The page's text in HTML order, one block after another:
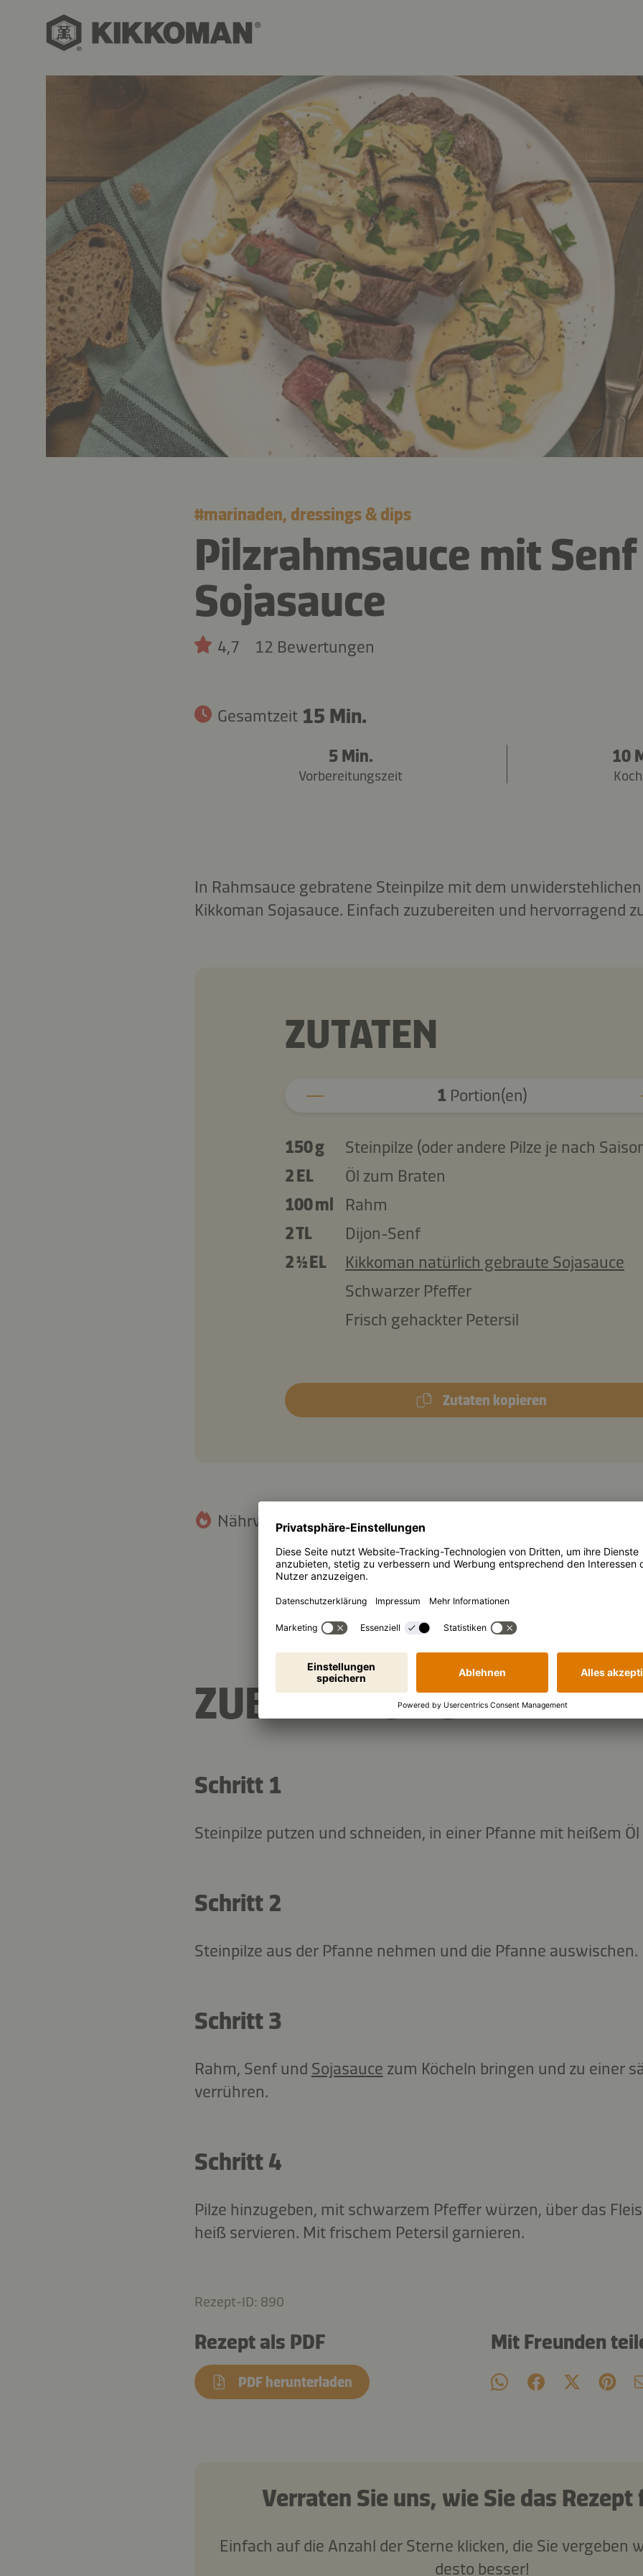
#marinaden, dressings & dips
Pilzrahmsauce mit
Sojasauce
4,7 12 Bewertungen
Gesamtzeit 15 Min.
5 Min.
Vorbereitungszeit
10
In Rahmsauce gebratene Steinpilze mit dem
Kikkoman Sojasauce. Einfach zuzubereiten und hervorragend
ZUTATEN
1 Portion(en)
150 g
Steinpilze (oder andere Pilze je nach
2 EL
Öl zum Braten
100 ml
Rahm
2 TL
Dijon-Senf
2 ½ EL
Kikkoman natürlich gebraute Sojasauce
Schwarzer Pfeffer
Frisch gehackter Petersil
Zutaten kopieren
Nährwertangaben (pro Portion):
25,9 g
Fett
5,3 g
ZUBEREITUNG
Schritt 1
Steinpilze putzen und schneiden, in einer Pfanne mit heißem
Schritt 2
Steinpilze aus der Pfanne nehmen und die Pfanne auswischen.
Schritt 3
Rahm, Senf und Sojasauce zum Köcheln bringen und zu einer
verrühren.
Schritt 4
Pilze hinzugeben, mit schwarzem Pfeffer würzen, über das
heiß servieren. Mit frischem Petersil garnieren.
Rezept-ID: 890
Rezept als PDF
PDF herunterladen
Mit Freunden
Verraten Sie uns, wie Sie das Rezept
Einfach auf die Anzahl der Sterne klicken, die Sie vergeben
desto besser!